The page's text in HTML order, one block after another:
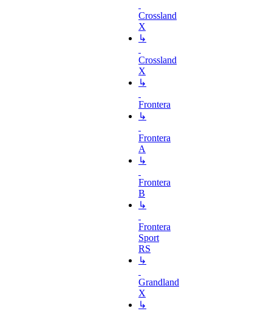
Crossland
X
↳
Crossland
X
↳
Frontera
↳
Frontera
A
↳
Frontera
B
↳
Frontera
Sport
RS
↳
Grandland
X
↳